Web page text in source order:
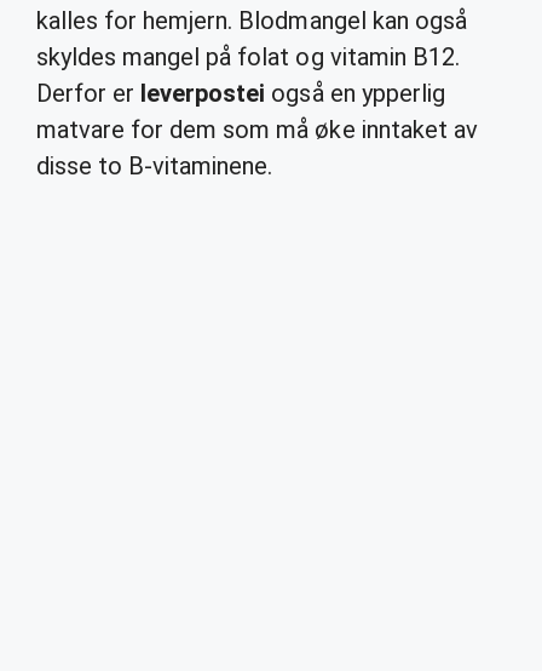
kalles for hemjern. Blodmangel kan også
skyldes mangel på folat og vitamin B12.
Derfor er leverpostei også en ypperlig
matvare for dem som må øke inntaket av
disse to B-vitaminene.